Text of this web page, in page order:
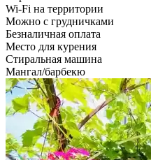
Wi-Fi на территории
Можно с грудничками
Безналичная оплата
Место для курения
Стиральная машина
Мангал/барбекю